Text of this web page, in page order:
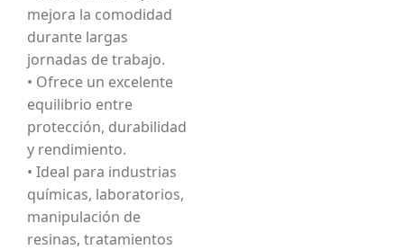
mejora la comodidad
durante largas
jornadas de trabajo.
• Ofrece un excelente
equilibrio entre
protección, durabilidad
y rendimiento.
• Ideal para industrias
químicas, laboratorios,
manipulación de
resinas, tratamientos